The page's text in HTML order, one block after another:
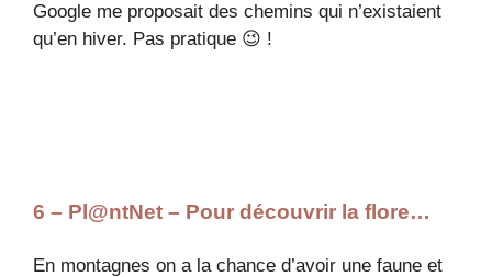
Google me proposait des chemins qui n’existaient
qu’en hiver. Pas pratique 😉 !
6 – Pl@ntNet – Pour découvrir la flore…
En montagnes on a la chance d’avoir une faune et